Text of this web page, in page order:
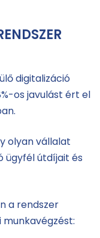
digitalizáció
os javulást ért el
olyan vállalat
ügyfél útdíjait és
a rendszer